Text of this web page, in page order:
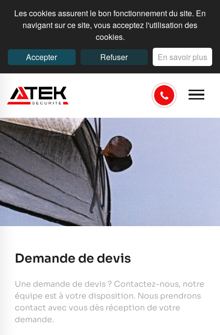
Les cookies assurent le bon fonctionnement du site. En
navigant sur ce site, vous acceptez l'utilisation des
cookies.
Accepter
Refuser En savoir plus
Demande de devis
Une demande de devis ? Contactez-nous, notre
équipe est à votre disposition. Nous prendrons
contact avec vous dès réception de votre
demande.